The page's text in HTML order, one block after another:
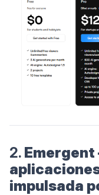
2.
impulsada